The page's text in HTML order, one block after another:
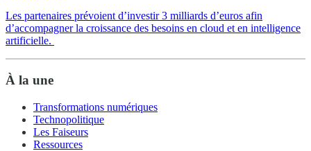
Les partenaires prévoient d’investir 3 milliards d’euros afin
d’accompagner la croissance des besoins en cloud et en intelligence
artificielle.
À la une
Transformations numériques
Technopolitique
Les Faiseurs
Ressources